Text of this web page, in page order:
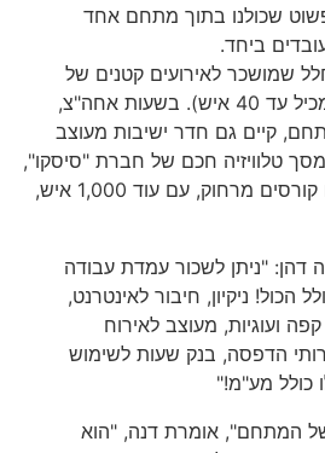
שכולנו בתוך מתחם אחד
ביחד.
שמושכר לאירועים קטנים של
חברות, ימי עיון וישיבות (מכיל עד 40 איש). בשעות אחה"צ,
קיים גם חדר ישיבות מעוצב
יש בו מסך טלוויזיה חכם של חברת "סיסקו",
שמאפשר קיום ישיבות, או קורסים מרחוק, עם עוד 1,000 איש,
"ניתן לשכור עמדת עבודה
ש"ח, כולל הכול! ניקיון, חיבור לאינטרנט,
ועוגיות, מעוצב לאירוח
הדפסה, בנק שעות לשימוש
כולל מע"מ!"
המתחם", אומרת דנה, "הוא